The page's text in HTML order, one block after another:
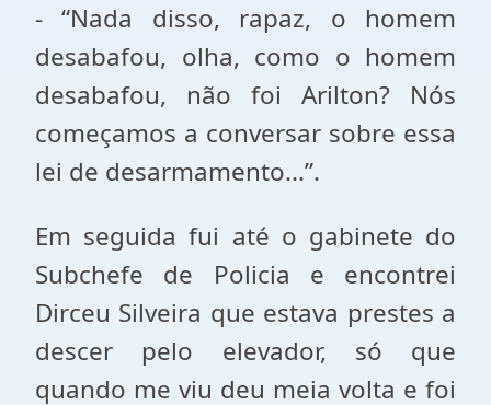
- “Nada disso, rapaz, o homem
desabafou, olha, como o homem
desabafou, não foi Arilton? Nós
começamos a conversar sobre essa
lei de desarmamento...”.
Em seguida fui até o gabinete do
Subchefe de Policia e encontrei
Dirceu Silveira que estava prestes a
descer pelo elevador, só que
quando me viu deu meia volta e foi